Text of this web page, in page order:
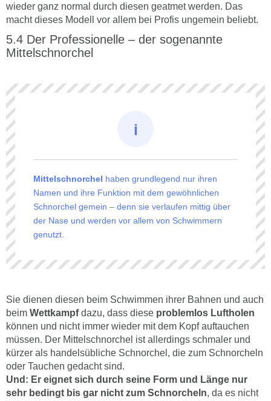
wieder ganz normal durch diesen geatmet werden. Das
macht dieses Modell vor allem bei Profis ungemein beliebt.
Der Professionelle – der sogenannte
Mittelschnorchel
Mittelschnorchel haben grundlegend nur ihren
Namen und ihre Funktion mit dem gewöhnlichen
Schnorchel gemein – denn sie verlaufen mittig über
der Nase und werden vor allem von Schwimmern
genutzt.
Sie dienen diesen beim Schwimmen ihrer Bahnen und auch
beim Wettkampfdazu, dass diese problemlos Luftholen
können und nicht immer wieder mit dem Kopf auftauchen
müssen. Der Mittelschnorchel ist allerdings schmaler und
kürzer als handelsübliche Schnorchel, die zum Schnorcheln
oder Tauchen gedacht sind.
Und: Er eignet sich durch seine Form und Länge nur
sehr bedingt bis gar nicht zum Schnorcheln, da es nicht